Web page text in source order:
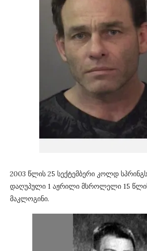
2003 წლის 25 სექტემბერი კოლდ
დაღუპული 1 აჟრილი მსროლელი 15
მაკლოგინი.